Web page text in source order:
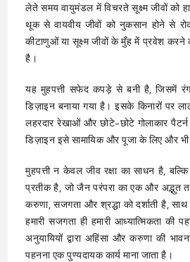
लेते समय वायुमंडल में विचरते सूक्ष्म जीवों को
थूक से वायवीय जीवों को नुकसान होने से
कीटाणुओं या सूक्ष्म जीवों के मुँह में प्रवेश करने
है।
यह मुहपत्ती सफेद कपड़े से बनी है, जिसमें
डिज़ाइन बनाया गया है। इसके किनारों पर
लहरदार रेखाओं और छोटे-छोटे गोलाकार
डिज़ाइन इसे सामायिक और पूजा के लिए और
मुहपत्ती न केवल जीव रक्षा का साधन है,
प्रतीक है, जो जैन परंपरा का एक और अद्भुत
करुणा, सजगता और श्रद्धा को दर्शाती है, साथ
हमारी सजगता ही हमारी आध्यात्मिकता की
अनुयायियों द्वारा अहिंसा और करुणा की
पहनना एक पुण्यदायक कार्य माना जाता है।